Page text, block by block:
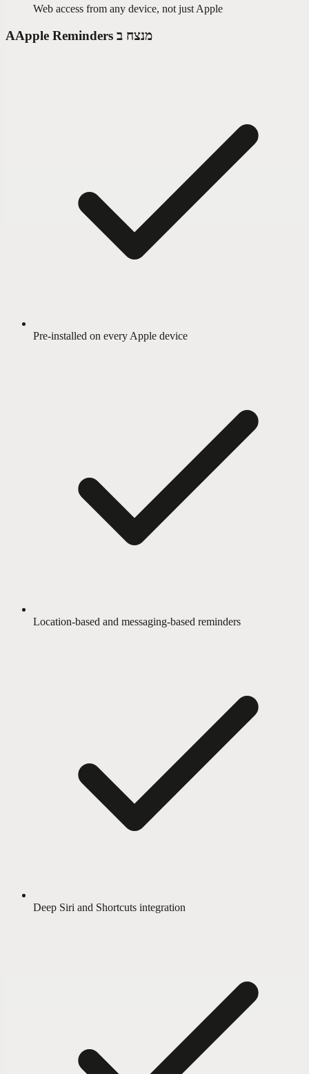
Web access from any device, not just Apple
A Apple Reminders מנצח ב
Pre-installed on every Apple device
Location-based and messaging-based reminders
Deep Siri and Shortcuts integration